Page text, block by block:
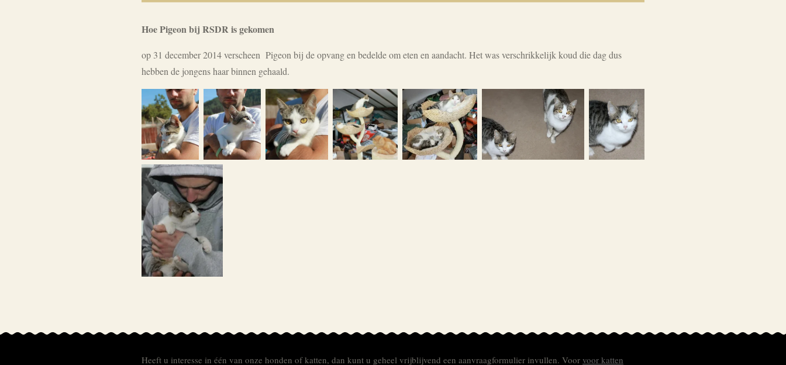
Hoe Pigeon bij RSDR is gekomen
op 31 december 2014 verscheen Pigeon bij de opvang en bedelde om eten en aandacht. Het was verschrikkelijk koud die dag dus
hebben de jongens haar binnen gehaald.
Heeft u interesse in één van onze honden of katten, dan kunt u geheel vrijblijvend een aanvraagformulier invullen. Voor voor katten